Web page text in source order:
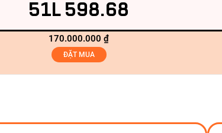
51L 598.68
170.000.000 ₫
ĐẶT MUA